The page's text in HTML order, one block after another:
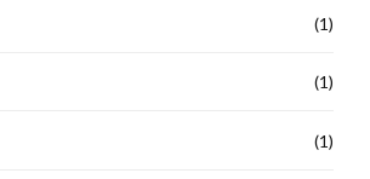
(1)
(1)
(1)